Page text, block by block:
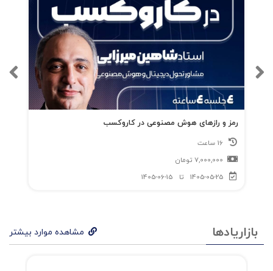
رمز و رازهای هوش مصنوعی در کاروکسب
7,000,000 تومان
1405-05-25
تا 1405-06-15
بازاریادها مشاهده موارد بیشتر